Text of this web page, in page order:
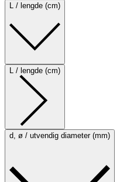
L / lengde (cm)
L / lengde (cm)
d, ø / utvendig diameter (mm)